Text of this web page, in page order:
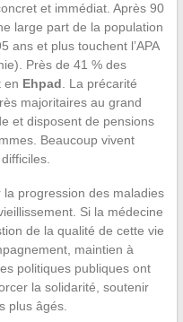
et immédiat. Après 90
large part de la population
ans et plus touchent l’APA
Près de 41 % des
en Ehpad . La précarité
majoritaires au grand
et disposent de pensions
Beaucoup vivent
progression des maladies
Si la médecine
de la qualité de cette vie
maintien à
politiques publiques ont
la solidarité, soutenir
plus âgés.